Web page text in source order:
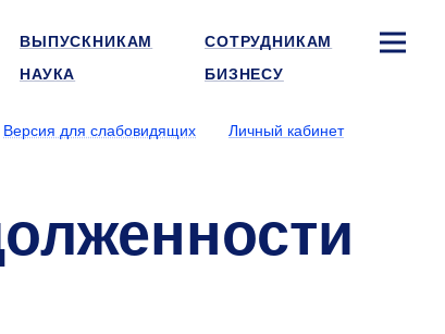
ВЫПУСКНИКАМ
СОТРУДНИКАМ
НАУКА БИЗНЕСУ
Версия для слабовидящих
Личный кабинет